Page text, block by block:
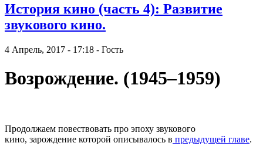
История кино (часть 4): Развитие
звукового кино.
4 Апрель, 2017 - 17:18 - Гость
Возрождение. (1945–1959)
Продолжаем повествовать про эпоху звукового
кино, зарождение которой описывалось в предыдущей главе.